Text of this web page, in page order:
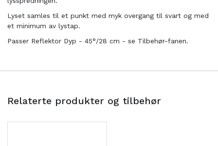
Lyset samles til et punkt med myk overgang til svart og med
et minimum av lystap.
Passer Reflektor Dyp - 45°/28 cm - se Tilbehør-fanen.
Relaterte produkter og tilbehør